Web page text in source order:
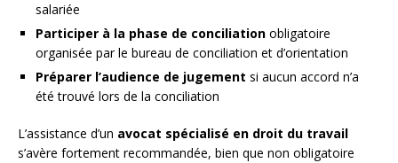
salariée
Participer à la phase de conciliation obligatoire
organisée par le bureau de conciliation et d’orientation
Préparer l’audience de jugement si aucun accord n’a
été trouvé lors de la conciliation
L’assistance d’un avocat spécialisé en droit du travail
s’avère fortement recommandée, bien que non obligatoire